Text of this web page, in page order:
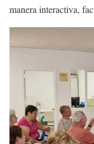
manera interactiva,